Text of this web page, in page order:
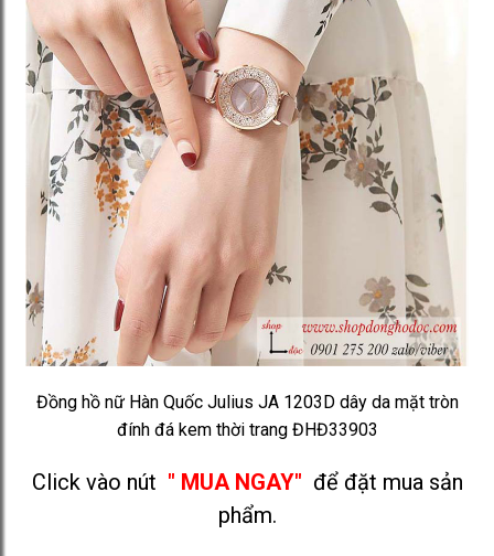
Đồng hồ nữ Hàn Quốc Julius JA 1203D dây da mặt tròn
đính đá kem thời trang ĐHĐ33903
Click vào nút " MUA NGAY" để đặt mua sản
phẩm.